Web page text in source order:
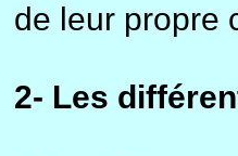
de leur propre
2- Les